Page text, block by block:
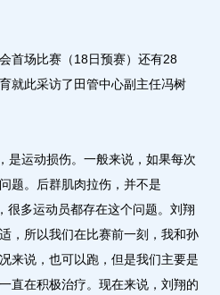
场比赛（18日预赛）还有28
就此采访了田管中心副主任冯树
运动损伤。一般来说，如果每次
题。后群肌肉拉伤，并不是
很多运动员都存在这个问题。刘翔
，所以我们在比赛前一刻，我和孙
来说，也可以跑，但是我们主要是
直在积极治疗。现在来说，刘翔的